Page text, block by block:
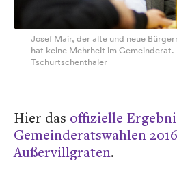
Josef Mair, der alte und neue
hat keine Mehrheit im Gemeinderat.
Tschurtschenthaler
Hier das offizielle
Gemeinderatswahlen
Außervillgraten.